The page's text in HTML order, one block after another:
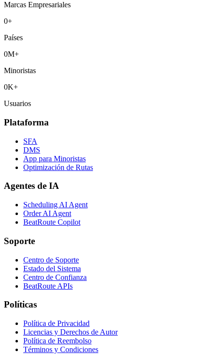
Marcas Empresariales
0+
Países
0M+
Minoristas
0K+
Usuarios
Plataforma
SFA
DMS
App para Minoristas
Optimización de Rutas
Agentes de IA
Scheduling AI Agent
Order AI Agent
BeatRoute Copilot
Soporte
Centro de Soporte
Estado del Sistema
Centro de Confianza
BeatRoute APIs
Políticas
Política de Privacidad
Licencias y Derechos de Autor
Política de Reembolso
Términos y Condiciones